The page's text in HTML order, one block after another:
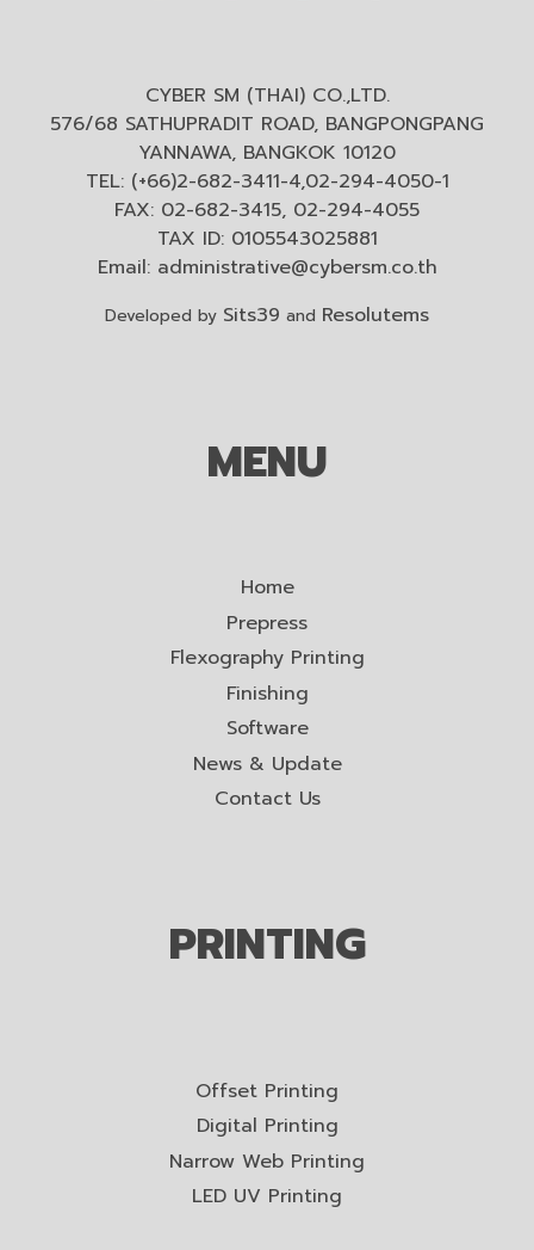
CYBER SM (THAI) CO.,LTD.
576/68 SATHUPRADIT ROAD, BANGPONGPANG
YANNAWA, BANGKOK 10120
TEL: (+66)2-682-3411-4,02-294-4050-1
FAX: 02-682-3415, 02-294-4055
TAX ID: 0105543025881
Email: administrative@cybersm.co.th
Developed by Sits39 and Resolutems
MENU
Home
Prepress
Flexography Printing
Finishing
Software
News & Update
Contact Us
PRINTING
Offset Printing
Digital Printing
Narrow Web Printing
LED UV Printing